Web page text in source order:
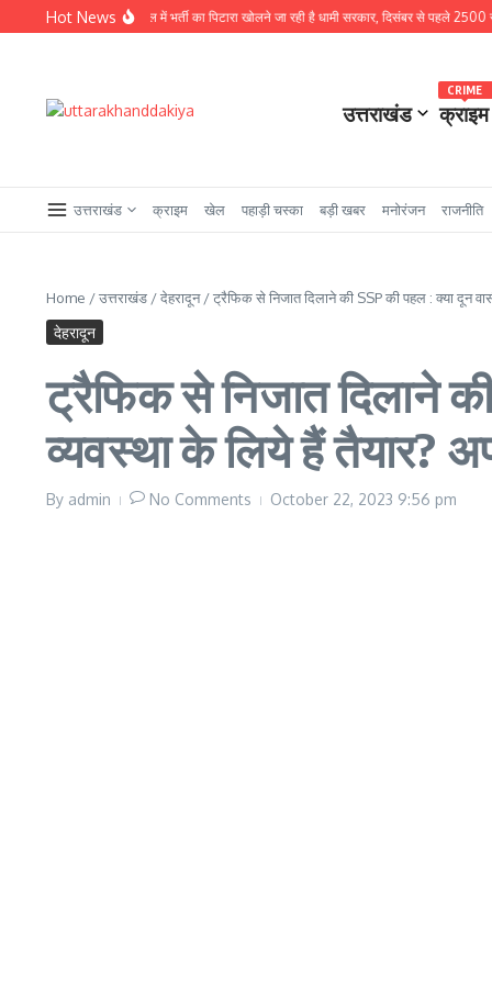
Skip to content
Hot News
से बड़ी खबर : चुनावी साल में भर्ती का पिटारा खोलने जा रही है धामी सरकार, दिसंबर से पहले 2500 से
उत्तराखंड क्राइम
CRIME
उत्तराखंड क्राइम खेल पहाड़ी चस्का बड़ी खबर मनोरंजन राजनीति
Home /उत्तराखंड /देहरादून/ट्रैफिक से निजात दिलाने की SSP की पहल : क्या दून
देहरादून
ट्रैफिक से निजात दिलाने
व्यवस्था के लिये हैं तैयार?
By admin No Comments October 22, 2023 9:56 pm